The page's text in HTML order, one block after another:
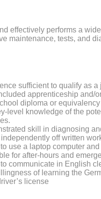
effectively performs a
maintenance, tests, and
sufficient to qualify as
apprenticeship and/
diploma or
level knowledge of the
skill in diagnosing
off written
use a laptop computer
for after-hours and
communicate in English
of learning the
license